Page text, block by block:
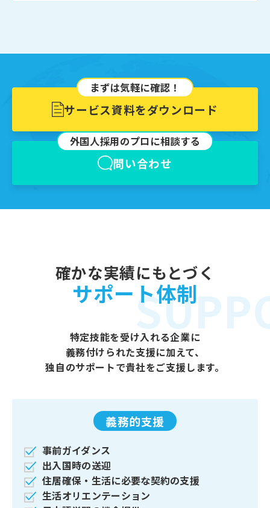
まずは気軽に確認！
サービス資料をダウンロード
外国⼈採⽤のプロに相談する
問い合わせ
確かな実績にもとづく
サポート体制
特定技能を受け入れる企業に
義務付けられた⽀援に加えて、
独自のサポートで貴社をご支援します。
義務的支援
事前ガイダンス
出入国時の送迎
住居確保・ 生活に必要な契約の支援
生活オリエンテーション